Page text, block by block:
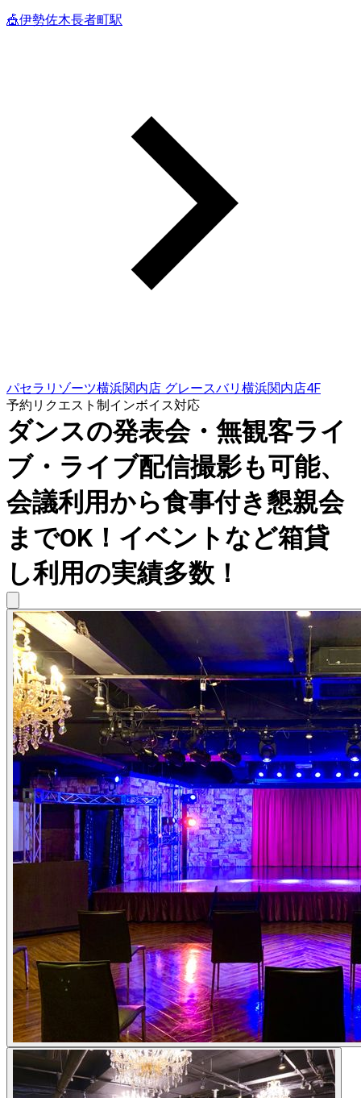
🎪伊勢佐木長者町駅
パセラリゾーツ横浜関内店 グレースバリ横浜関内店4F
予約リクエスト制インボイス対応
ダンスの発表会・無観客ライ
ブ・ライブ配信撮影も可能、
会議利用から食事付き懇親会
までOK！イベントなど箱貸
し利用の実績多数！